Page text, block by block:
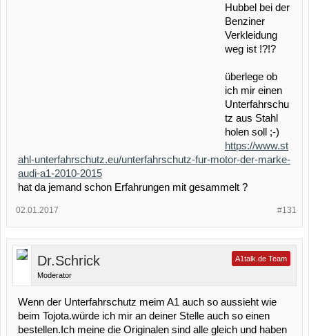
Hubbel bei der
Benziner
Verkleidung
weg ist !?!?
überlege ob
ich mir einen
Unterfahrschu
tz aus Stahl
holen soll ;-)
https://www.st
ahl-unterfahrschutz.eu/unterfahrschutz-fur-motor-der-marke-
audi-a1-2010-2015
hat da jemand schon Erfahrungen mit gesammelt ?
#131
02.01.2017
Dr.Schrick
Moderator
A1talk.de Team
Wenn der Unterfahrschutz meim A1 auch so aussieht wie
beim Tojota.würde ich mir an deiner Stelle auch so einen
bestellen.Ich meine die Originalen sind alle gleich und haben